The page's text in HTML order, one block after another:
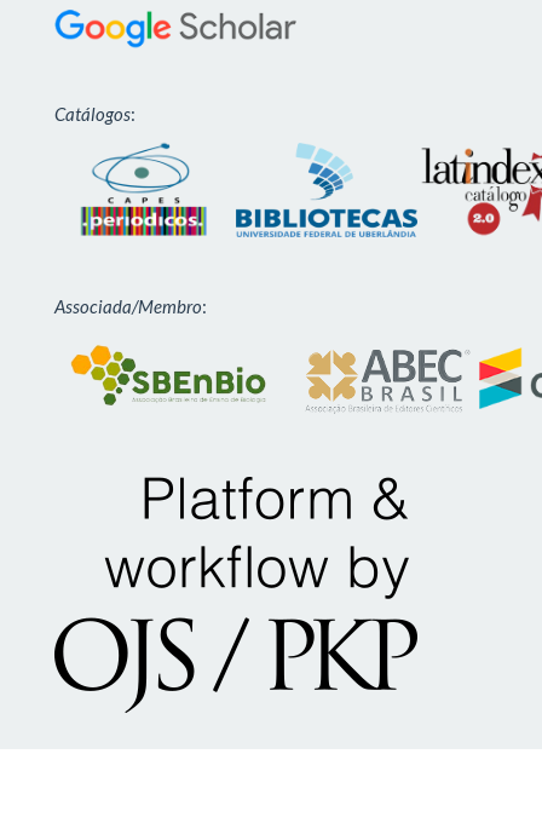
Catálogos:
Associada/Membro: